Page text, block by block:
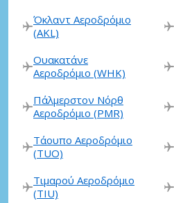
Όκλαντ Αεροδρόμιο
(AKL)
Ουακατάνε
Αεροδρόμιο (WHK)
Πάλμερστον Νόρθ
Αεροδρόμιο (PMR)
Τάουπο Αεροδρόμιο
(TUO)
Τιμαρού Αεροδρόμιο
(TIU)